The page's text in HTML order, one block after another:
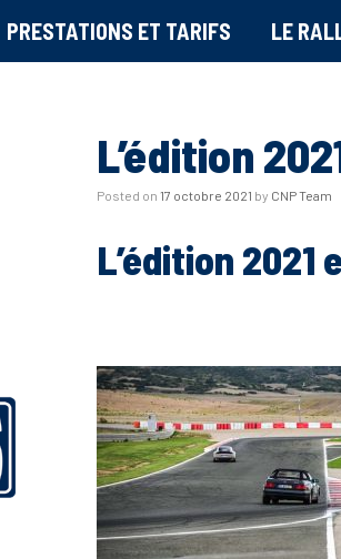
PRESTATIONS ET TARIFS LE
L’édition
Posted on 17 octobre 2021 by CNP Team
L’édition 2021